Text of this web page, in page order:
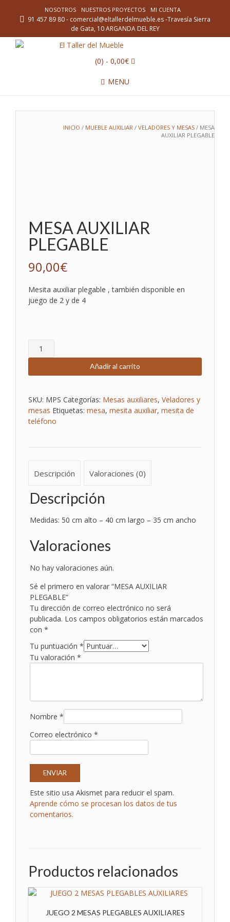
NOSOTROS NUESTROS PROYECTOS MI CUENTA
91 457 89 80 - comercial@eltallerdelmueble.es -Travesía Sierra
de Gata, 10 ARGANDA DEL REY
(0) - 0,00€
MENU
INICIO / MUEBLE AUXILIAR / VELADORES Y MESAS / MESA
AUXILIAR PLEGABLE
MESA AUXILIAR
PLEGABLE
90,00€
Mesita auxiliar plegable , también disponible en
juego de 2 y de 4
MESA
AUXILIAR
cantidad
Añadir al carrito
SKU: MPS Categorías: Mesas auxiliares, Veladores y
mesas Etiquetas: mesa, mesita auxiliar, mesita de
teléfono
Descripción Valoraciones (0)
Descripción
Medidas: 50 cm alto – 40 cm largo – 35 cm ancho
Valoraciones
No hay valoraciones aún.
Sé el primero en valorar “MESA AUXILIAR
PLEGABLE”
Tu dirección de correo electrónico no será
publicada. Los campos obligatorios están marcados
con*
Tu puntuación*
Tu valoración*
Nombre*
Correo electrónico*
Este sitio usa Akismet para reducir el spam.
Aprende cómo se procesan los datos de tus
comentarios.
Productos relacionados
JUEGO 2 MESAS PLEGABLES AUXILIARES